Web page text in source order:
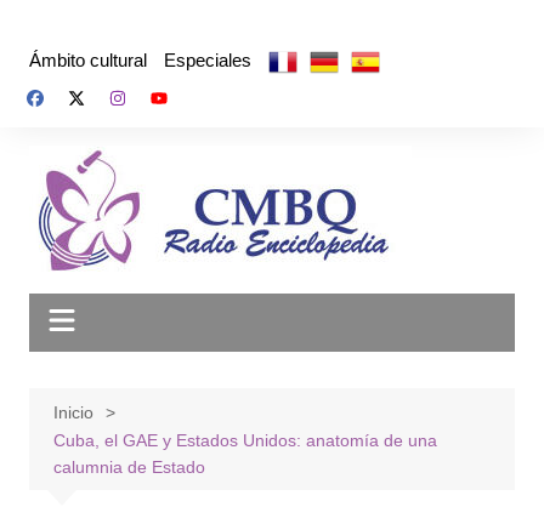
Ámbito cultural Especiales
Inicio
Cuba, el GAE y Estados Unidos: anatomía de una
calumnia de Estado